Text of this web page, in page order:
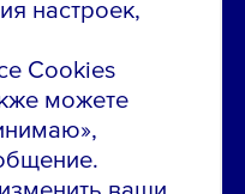
настроек,
Cookies
можете
сайта
г. Москва, 1-й
15